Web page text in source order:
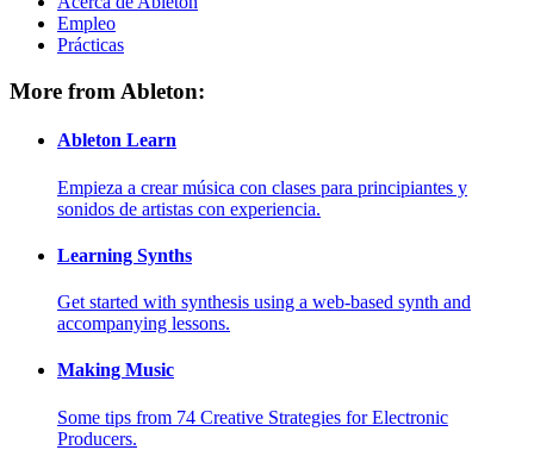
Empleo
Prácticas
More from Ableton:
Ableton Learn
Empieza a crear música con clases para principiantes y
sonidos de artistas con experiencia.
Learning Synths
Get started with synthesis using a web-based synth and
accompanying lessons.
Making Music
Some tips from 74 Creative Strategies for Electronic
Producers.